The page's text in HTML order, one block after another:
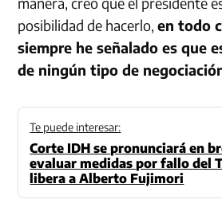
posibilidad de hacerlo,en todo
siempre he señalado es que
de ningún tipo de
Te puede interesar:
Corte IDH se pronunciará en
evaluar medidas por fallo del
libera a Alberto Fujimori